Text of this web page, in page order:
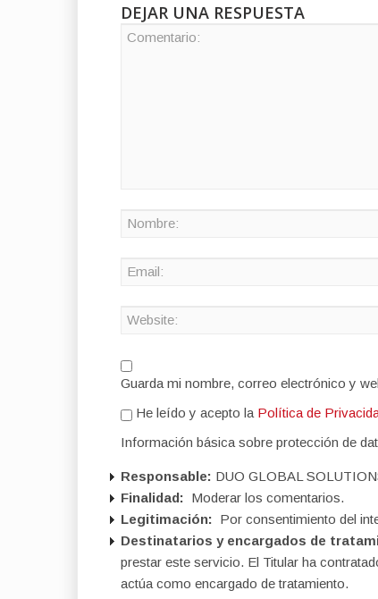
DEJAR UNA RESPUESTA
Guarda mi nombre, correo electrónico y
He leído y acepto la Política de
Información básica sobre protección de
Responsable: DUO GLOBAL
Finalidad: Moderar los comentarios.
Legitimación: Por consentimiento del
Destinatarios y encargados de
prestar este servicio. El Titular ha
actúa como encargado de tratamiento.